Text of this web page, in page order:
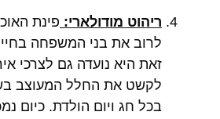
ריהוט מודולארי: פינת
לרוב את בני המשפחה בחיי
זאת היא נועדה גם לצרכי
לקשט את החלל המעוצב
בכל חג ויום הולדת. כיום